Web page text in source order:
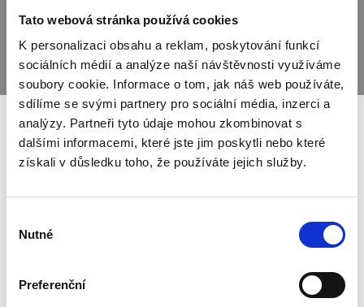
Tato webová stránka používá cookies
K personalizaci obsahu a reklam, poskytování funkcí
sociálních médií a analýze naší návštěvnosti využíváme
soubory cookie. Informace o tom, jak náš web používáte,
sdílíme se svými partnery pro sociální média, inzerci a
analýzy. Partneři tyto údaje mohou zkombinovat s
dalšími informacemi, které jste jim poskytli nebo které
získali v důsledku toho, že používáte jejich služby.
souhlasu
Nutné
Preferenční
Kontaktujte nás
NAŠI PARTNEŘI